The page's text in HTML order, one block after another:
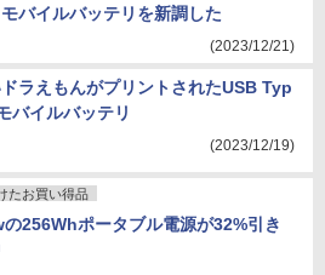
バイルバッテリを新調した
(2023/12/21)
ラえもんがプリントされたUSB Typ
バイルバッテリ
(2023/12/19)
たお買い得品
256Whポータブル電源が32%引き